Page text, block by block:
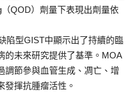
QOD）劑量下表現出劑量依
陷型GIST中顯示出了持續的臨
的未來研究提供了基準。MOA
調節參與血管生成、凋亡、增
發揮抗腫瘤活性。